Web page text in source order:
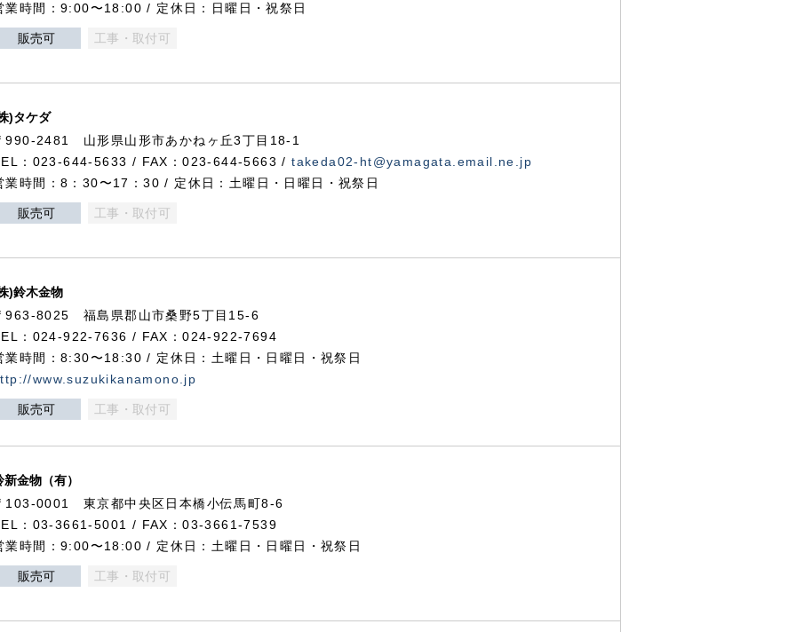
業時間：9:00〜18:00 / 定休日：日曜日・祝祭日
販売可 工事・取付可
)タケダ
990-2481 山形県山形市あかねヶ丘3丁目18-1
：023-644-5633 / FAX：023-644-5663 /takeda02-ht@yamagata.email.ne.jp
業時間：8：30〜17：30 / 定休日：土曜日・日曜日・祝祭日
販売可 工事・取付可
)鈴木金物
963-8025 福島県郡山市桑野5丁目15-6
：024-922-7636 / FAX：024-922-7694
業時間：8:30〜18:30 / 定休日：土曜日・日曜日・祝祭日
www.suzukikanamono.jp
販売可 工事・取付可
新金物（有）
103-0001 東京都中央区日本橋小伝馬町8-6
：03-3661-5001 / FAX：03-3661-7539
業時間：9:00〜18:00 / 定休日：土曜日・日曜日・祝祭日
販売可 工事・取付可